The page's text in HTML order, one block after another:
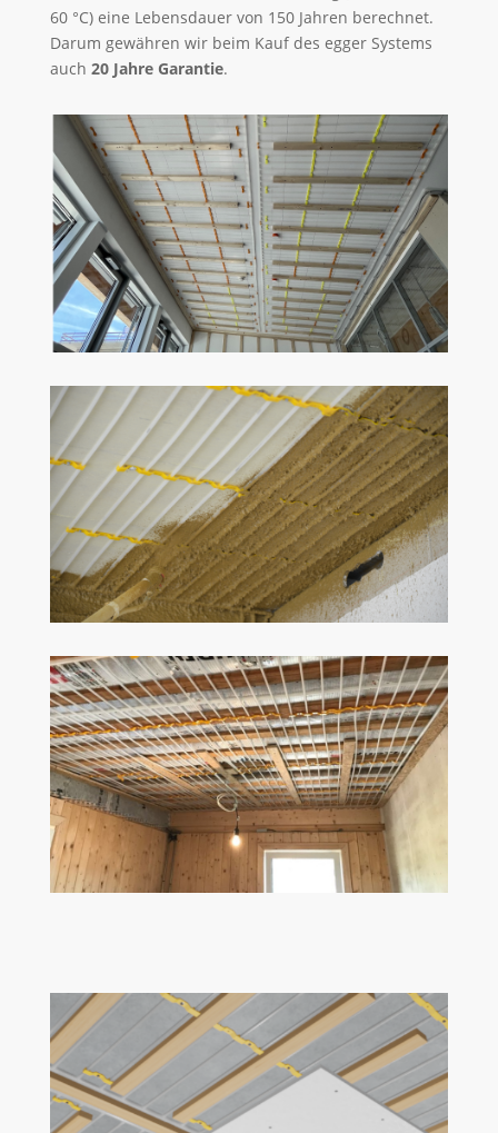
60 °C) eine Lebensdauer von 150 Jahren berechnet.
Darum gewähren wir beim Kauf des egger Systems
auch 20 Jahre Garantie.